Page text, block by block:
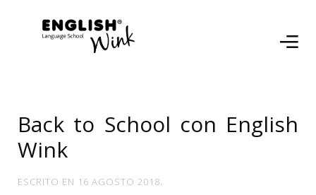
Back to School con English
Wink
ESCRITO EN 16 AGOSTO 2018.